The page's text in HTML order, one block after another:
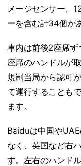
メージセンサー、
ーを含む計34個が
車内は前後2座席
座席のハンドルが
規制当局から認可
て運行することも
ます。
Baiduは中国や
なく、英国など右
す。左右のハンド